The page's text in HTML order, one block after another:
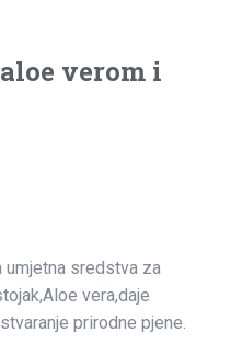
verom i
umjetna sredstva za
vera,daje
prirodne pjene.